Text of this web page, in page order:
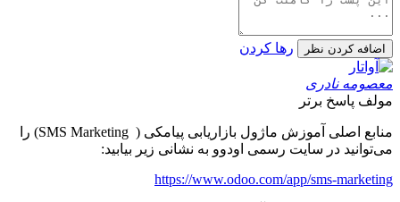
اضافه کردن نظر رها کردن
معصومه نادری
مولف پاسخ برتر
منابع اصلی آموزش ماژول بازاریابی پیامکی ( SMS Marketing) را
می‌توانید در سایت رسمی اودوو به نشانی زیر بیابید:
https://www.odoo.com/app/sms-marketing